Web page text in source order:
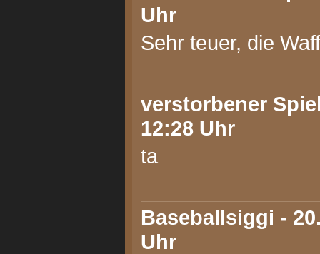
Uhr
Sehr teuer, die
verstorbener
12:28 Uhr
ta
Baseballsiggi -
Uhr